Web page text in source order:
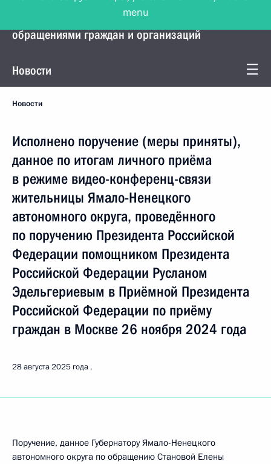
Управление Президента по работе с
обращениями граждан и организаций
Новости
Новости
Исполнено поручение (меры приняты),
данное по итогам личного приёма
в режиме видео-конференц-связи
жительницы Ямало-Ненецкого
автономного округа, проведённого
по поручению Президента Российской
Федерации помощником Президента
Российской Федерации Русланом
Эдельгериевым в Приёмной Президента
Российской Федерации по приёму
граждан в Москве 26 ноября 2024 года
28 августа 2025 года
Поручение, данное Губернатору Ямало-Ненецкого
автономного округа по обращению Становой Елены
menu